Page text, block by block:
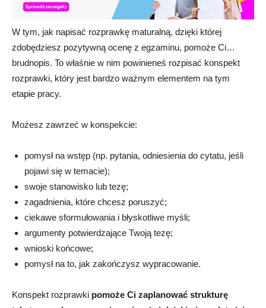
W tym, jak napisać rozprawkę maturalną, dzięki której
zdobędziesz pozytywną ocenę z egzaminu, pomoże Ci…
brudnopis. To właśnie w nim powinieneś rozpisać konspekt
rozprawki, który jest bardzo ważnym elementem na tym
etapie pracy.
Możesz zawrzeć w konspekcie:
pomysł na wstęp (np. pytania, odniesienia do cytatu, jeśli
pojawi się w temacie);
swoje stanowisko lub tezę;
zagadnienia, które chcesz poruszyć;
ciekawe sformułowania i błyskotliwe myśli;
argumenty potwierdzające Twoją tezę;
wnioski końcowe;
pomysł na to, jak zakończysz wypracowanie.
Konspekt rozprawki pomoże Ci zaplanować strukturę